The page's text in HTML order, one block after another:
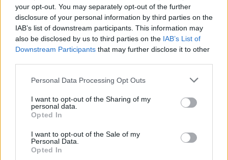
your opt-out. You may separately opt-out of the further
disclosure of your personal information by third parties on the
IAB’s list of downstream participants. This information may
also be disclosed by us to third parties on the IAB’s List of
Downstream Participants that may further disclose it to other
Please note that this website/app uses one or more Google
not limited to your visit or usage behaviour. You may click to
grant or deny consent to Google and its third-party tags to
use your data for below specified purposes in below Google
consent section.
Personal Data Processing Opt Outs
I want to opt-out of the Sharing of my
personal data.
Opted In
I want to opt-out of the Sale of my
Personal Data.
Opted In
Okręgowa - terminarz.
Informacje o składach i strzelcach
W miarę dostępności danych, publikujemyskłady wyjściowe,
rezerwowych, zmiany oraz listę strzelców bramek. Informacje te
Jeśli jesteś kibicem klubu Głogovia Głogów Małopolski lub Błękit Żołynia -
zaglądaj tutaj częściej. Nasz serwis regularnie dostarcza informacje o
terminach meczów, wynikach, transferach i newsach klubowych
PodkarpacieLive.pl to największa baza
bądź na bieżąco z wydarzeniami z boisk!
Analiza przed meczem: Głogovia Głogów Małopolski vs Błękit